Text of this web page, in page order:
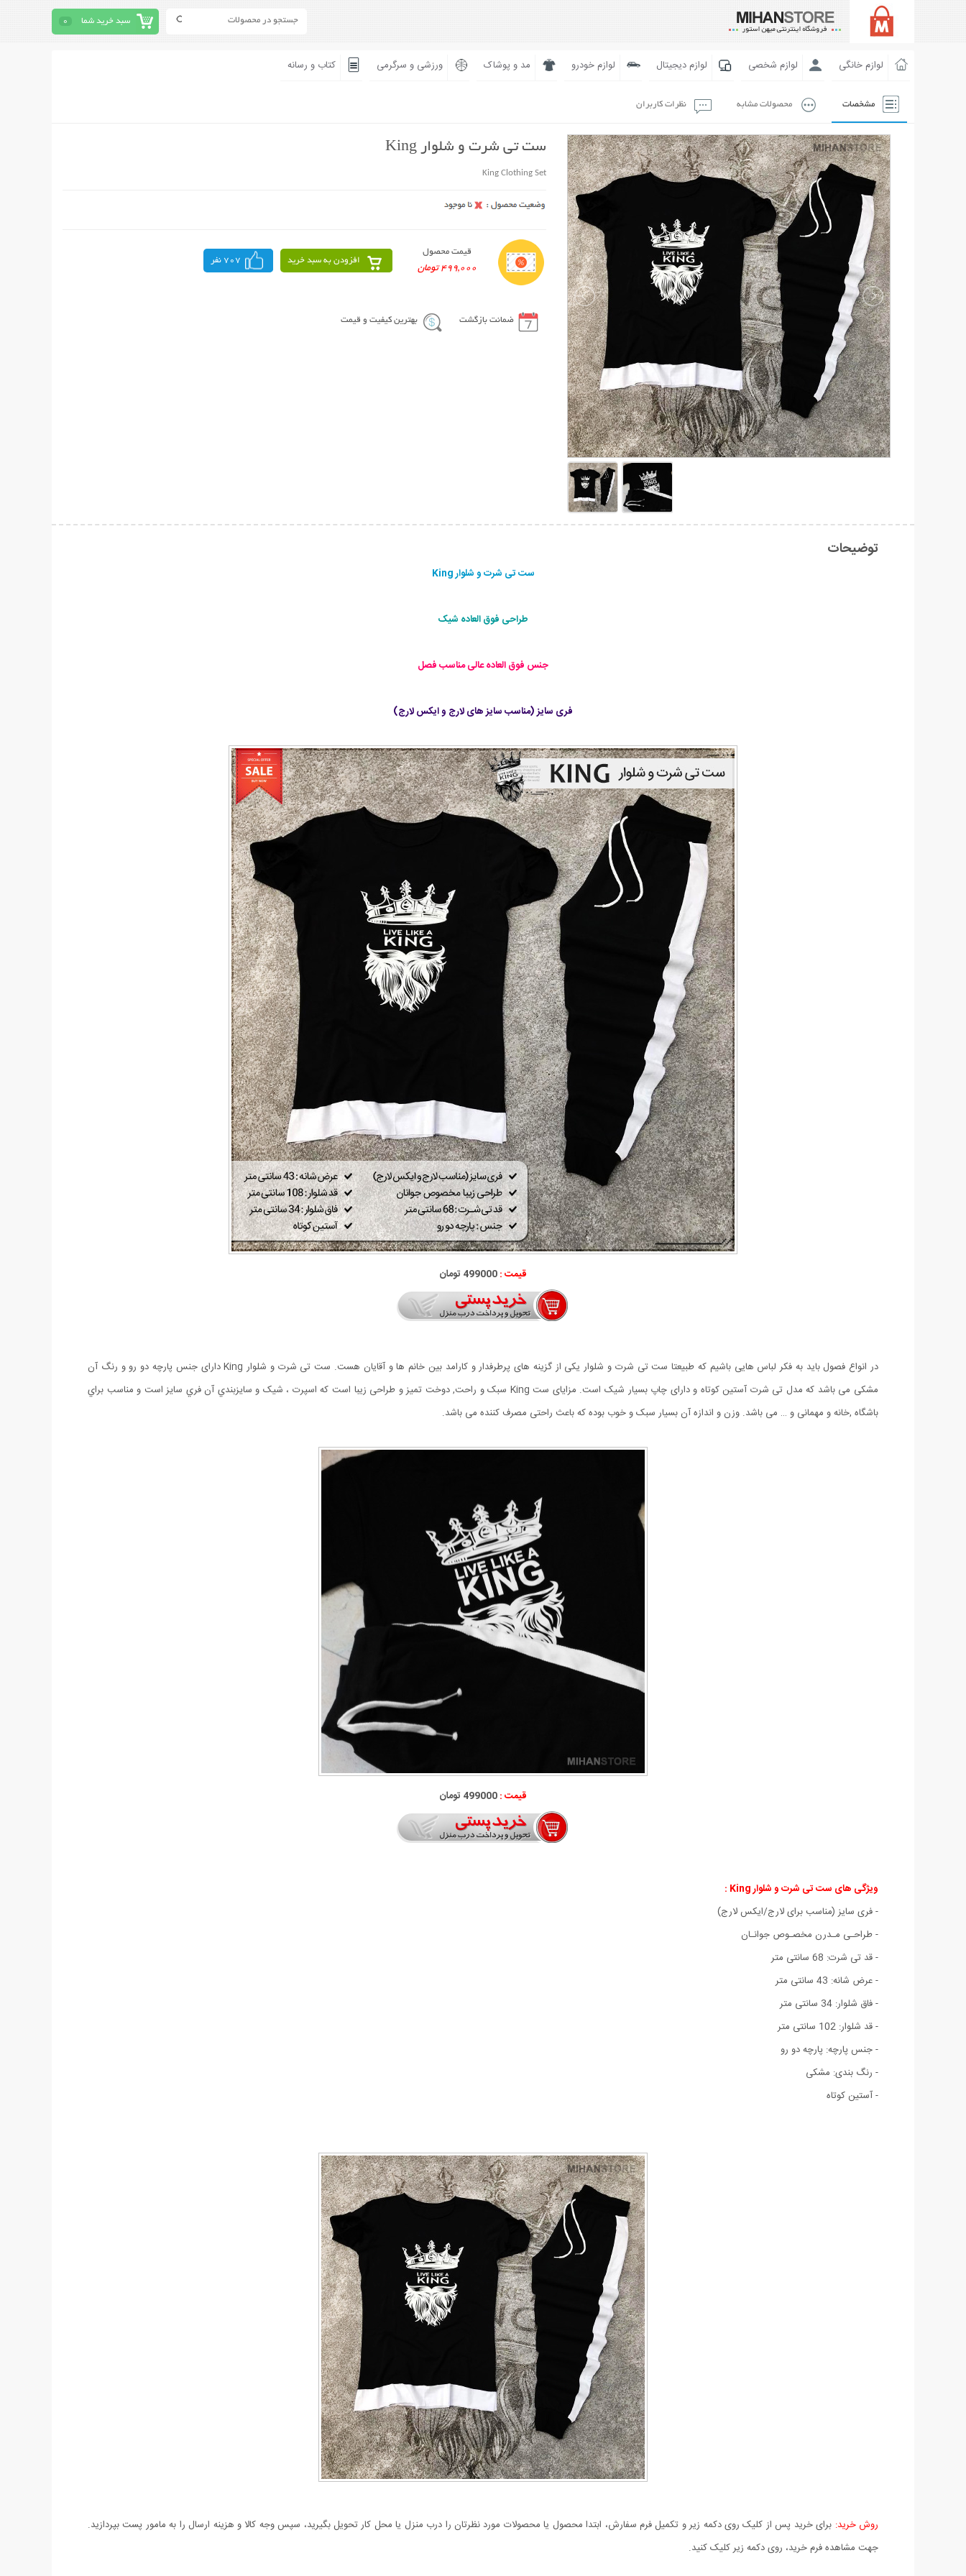
سبد خرید شما 0
لوازم خانگی لوازم شخصی لوازم دیجیتال لوازم خودرو مد و پوشاک ورزشی و سرگرمی کتاب و رسانه
مشخصات محصولات مشابه نظرات کاربران
ست تی شرت و شلوار King
King Clothing Set
قیمت محصول
499,000 تومان
افزودن به سبد خرید 707 نفر
ضمانت بازگشت بهترین کیفیت و قیمت
توضیحات
ست تی شرت و شلوار King
طراحی فوق العاده شیک
جنس فوق العاده عالی مناسب فصل
فری سایز (مناسب سایز های لارج و ایکس لارج)
قیمت :499000 تومان
در انواع فصول باید به فکر لباس هایی باشیم که طبیعتا ست تی شرت و شلوار یکی از گزینه های پرطرفدار و کارامد بین خانم ها و آقایان هست. ست تی شرت و شلوار King دارای جنس پارچه دو رو و رنگ آن
مشکی می باشد که مدل تی شرت آستین کوتاه و دارای چاپ بسیار شیک است. مزايای ست King سبک و راحت, دوخت تميز و طراحی زیبا است که اسپرت ، شیک و سايزبندي آن فري سايز است و مناسب براي
باشگاه ,خانه و مهمانی و … می باشد. وزن و اندازه آن بسیار سبک و خوب بوده که باعث راحتی مصرف کننده می باشد.
قیمت :499000 تومان
ویژگی های ست تی شرت و شلوار King :
- فری سایز (مناسب برای لارج/ایکس لارج)
- طراحـی مـدرن مخصـوص جوانـان
- قد تی شرت: 68 سانتی متر
- عرض شانه: 43 سانتی متر
- فاق شلوار: 34 سانتی متر
- قد شلوار: 102 سانتی متر
- جنس پارچه: پارچه دو رو
- رنگ بندی: مشکی
- آستین کوتاه
روش خرید: برای خرید پس از کلیک روی دکمه زیر و تکمیل فرم سفارش، ابتدا محصول یا محصولات مورد نظرتان را درب منزل یا محل کار تحویل بگیرید، سپس وجه کالا و هزینه ارسال را به مامور پست بپردازید.
جهت مشاهده فرم خرید، روی دکمه زیر کلیک کنید.